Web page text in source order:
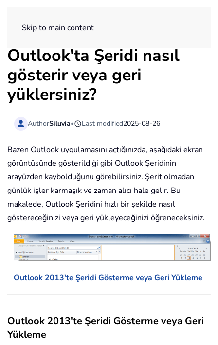
Skip to main content
Outlook'ta Şeridi nasıl
gösterir veya geri
yüklersiniz?
AuthorSiluvia• Last modified2025-08-26
Bazen Outlook uygulamasını açtığınızda, aşağıdaki ekran
görüntüsünde gösterildiği gibi Outlook Şeridinin
arayüzden kaybolduğunu görebilirsiniz. Şerit olmadan
günlük işler karmaşık ve zaman alıcı hale gelir. Bu
makalede, Outlook Şeridini hızlı bir şekilde nasıl
göstereceğinizi veya geri yükleyeceğinizi öğreneceksiniz.
Outlook 2013'te Şeridi Gösterme veya Geri Yükleme
Outlook 2013'te Şeridi Gösterme veya Geri
Yükleme